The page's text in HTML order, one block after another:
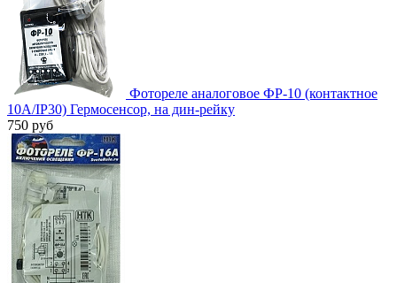
Фотореле аналоговое ФР-10 (контактное
10А/IP30) Гермосенсор, на дин-рейку
750 руб